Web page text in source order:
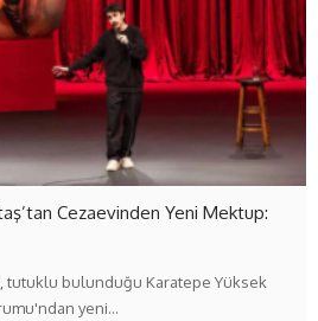
Cezaevinden Yeni Mektup:
tutuklu bulunduğu Karatepe Yüksek
yeni…